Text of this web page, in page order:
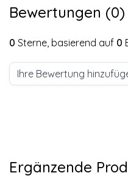
Bewertungen (0)
0 Sterne, basierend auf 0
Ihre Bewertung
Ergänzende